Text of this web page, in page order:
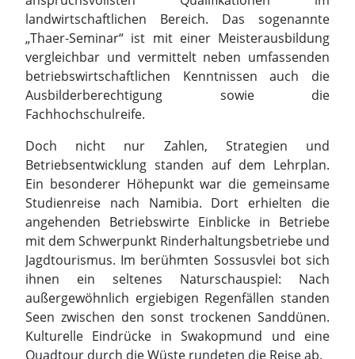
Doch nicht nur Zahlen, Strategien und
Betriebsentwicklung standen auf dem Lehrplan.
Ein besonderer Höhepunkt war die gemeinsame
Studienreise nach Namibia. Dort erhielten die
angehenden Betriebswirte Einblicke in Betriebe
mit dem Schwerpunkt Rinderhaltungsbetriebe und
ihnen ein seltenes Naturschauspiel: Nach
außergewöhnlich ergiebigen Regenfällen standen
Seen zwischen den sonst trockenen Sanddünen.
Kulturelle Eindrücke in Swakopmund und eine
Quadtour durch die Wüste rundeten die Reise ab.
Die Fachschule Agrarwirtschaft in Celle blickt in
diesem Jahr auf eine hundertjährige Geschichte
zurück und genießt weit über Niedersachsen
hinaus einen ausgezeichneten Ruf.
Teilnehmerinnen und Teilnehmer aus mehreren